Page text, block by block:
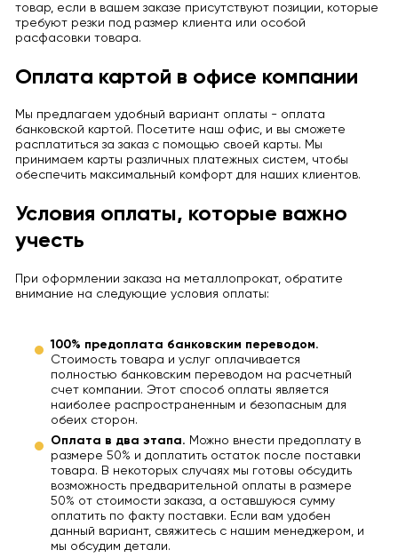
товар, если в вашем заказе присутствуют позиции, которые
требуют резки под размер клиента или особой
расфасовки товара.
Оплата картой в офисе компании
Мы предлагаем удобный вариант оплаты - оплата
банковской картой. Посетите наш офис, и вы сможете
расплатиться за заказ с помощью своей карты. Мы
принимаем карты различных платежных систем, чтобы
обеспечить максимальный комфорт для наших клиентов.
Условия оплаты, которые важно
учесть
При оформлении заказа на металлопрокат, обратите
внимание на следующие условия оплаты:
100% предоплата банковским переводом.
Стоимость товара и услуг оплачивается
полностью банковским переводом на расчетный
счет компании. Этот способ оплаты является
наиболее распространенным и безопасным для
обеих сторон.
Оплата в два этапа. Можно внести предоплату в
размере 50% и доплатить остаток после поставки
товара. В некоторых случаях мы готовы обсудить
возможность предварительной оплаты в размере
50% от стоимости заказа, а оставшуюся сумму
оплатить по факту поставки. Если вам удобен
данный вариант, свяжитесь с нашим менеджером, и
мы обсудим детали.